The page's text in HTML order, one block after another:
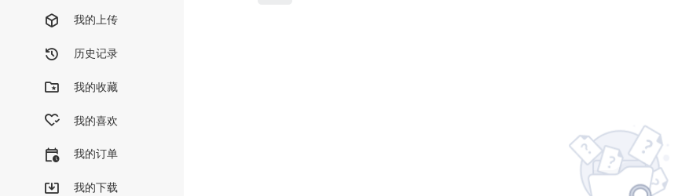
我的上传
历史记录
我的收藏
我的喜欢
我的订单
我的下载